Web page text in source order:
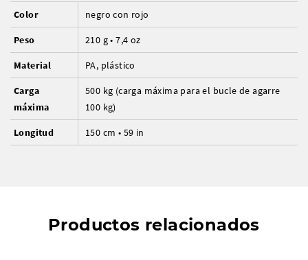
Color negro con rojo
Peso 210 g • 7,4 oz
Material PA, plástico
Carga
máxima
500 kg (carga máxima para el bucle de agarre
100 kg)
Longitud 150 cm • 59 in
Productos relacionados